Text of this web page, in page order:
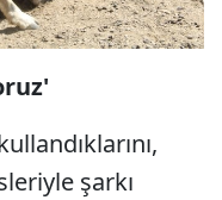
şarkı